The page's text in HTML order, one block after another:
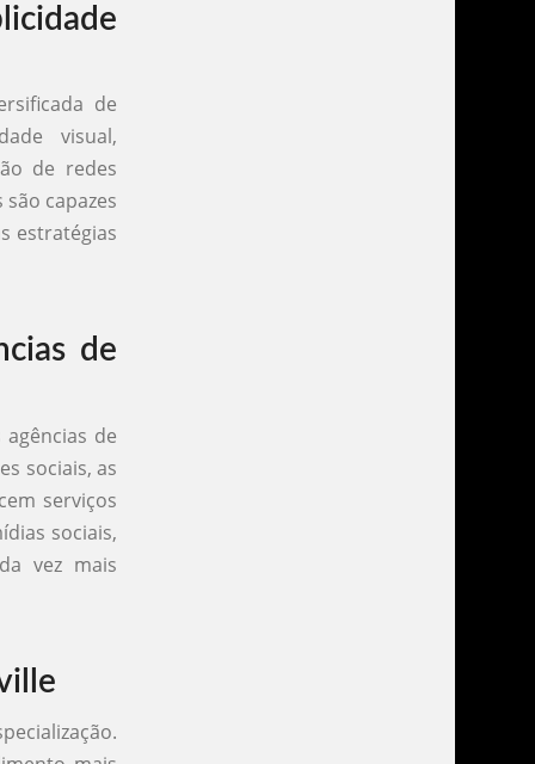
de
visual,
de redes
capazes
estratégias
de
de
sociais, as
serviços
sociais,
vez mais